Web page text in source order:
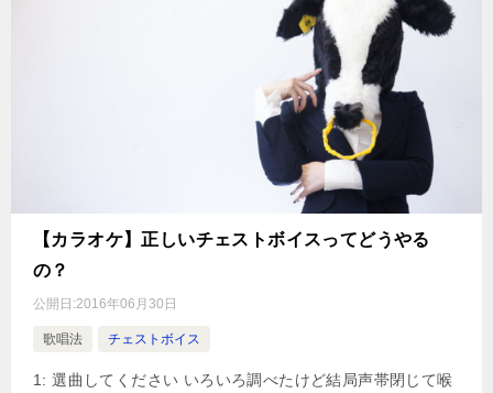
【カラオケ】正しいチェストボイスってどうやる
の？
公開日:2016年06月30日
歌唱法 チェストボイス
1: 選曲してください いろいろ調べたけど結局声帯閉じて喉